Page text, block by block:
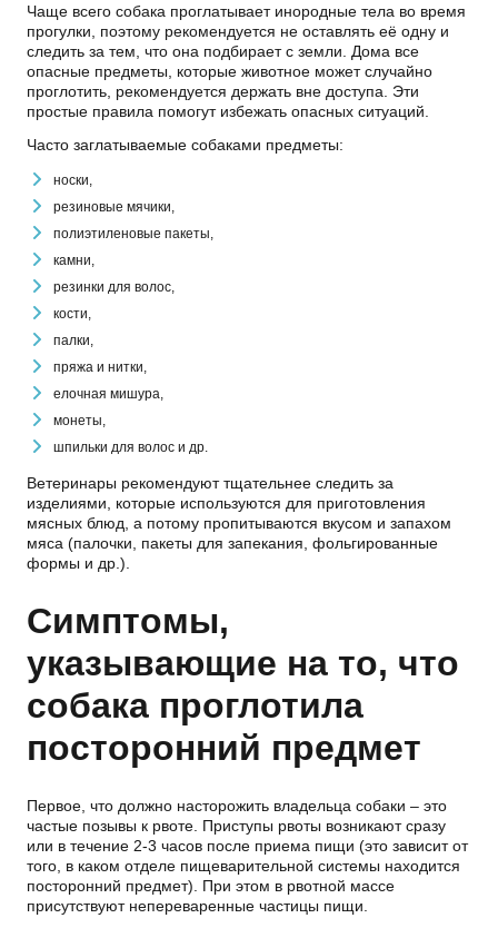
Чаще всего собака проглатывает инородные тела во время
прогулки, поэтому рекомендуется не оставлять её одну и
следить за тем, что она подбирает с земли. Дома все
опасные предметы, которые животное может случайно
проглотить, рекомендуется держать вне доступа. Эти
простые правила помогут избежать опасных ситуаций.
Часто заглатываемые собаками предметы:
носки,
резиновые мячики,
полиэтиленовые пакеты,
камни,
резинки для волос,
кости,
палки,
пряжа и нитки,
елочная мишура,
монеты,
шпильки для волос и др.
Ветеринары рекомендуют тщательнее следить за
изделиями, которые используются для приготовления
мясных блюд, а потому пропитываются вкусом и запахом
мяса (палочки, пакеты для запекания, фольгированные
формы и др.).
Симптомы,
указывающие на то, что
собака проглотила
посторонний предмет
Первое, что должно насторожить владельца собаки – это
частые позывы к рвоте. Приступы рвоты возникают сразу
или в течение 2-3 часов после приема пищи (это зависит от
того, в каком отделе пищеварительной системы находится
посторонний предмет). При этом в рвотной массе
присутствуют непереваренные частицы пищи.